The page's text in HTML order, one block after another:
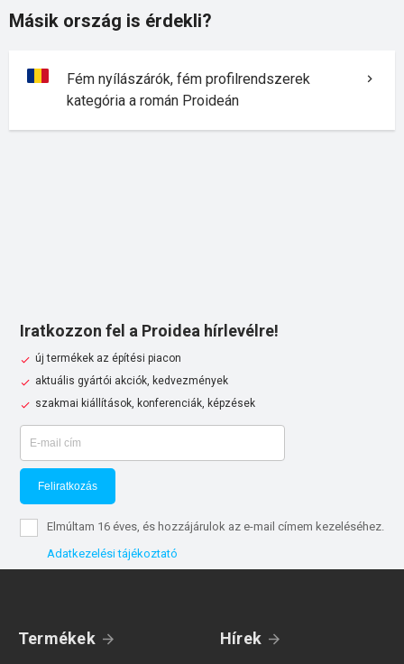
Másik ország is érdekli?
Fém nyílászárók, fém profilrendszerek
kategória a román Proideán
Iratkozzon fel a Proidea hírlevélre!
új termékek az építési piacon
aktuális gyártói akciók, kedvezmények
szakmai kiállítások, konferenciák, képzések
Feliratkozás
Elmúltam 16 éves, és hozzájárulok az e-mail címem kezeléséhez.
Adatkezelési tájékoztató
Termékek Hírek